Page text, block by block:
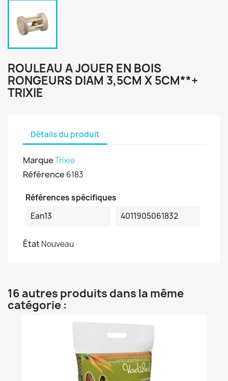
ROULEAU A JOUER EN BOIS
RONGEURS DIAM 3,5CM X 5CM**+
TRIXIE
Détails du produit
MarqueTrixie
Référence 6183
Références spécifiques
Ean13
4011905061832
ÉtatNouveau
16 autres produits dans la même
catégorie :